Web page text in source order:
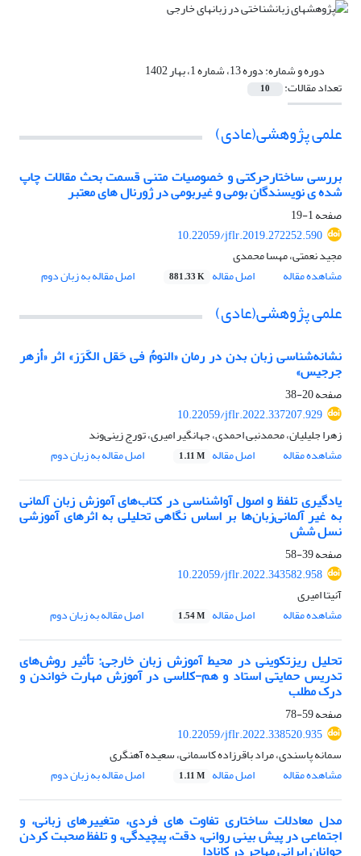
دوره و شماره:دوره 13، شماره 1، بهار 1402
تعداد مقالات: 10
علمی پژوهشی(عادی)
بررسی ساختارحرکتی و خصوصیات متنی قسمت بحث مقالات چاپ
شده ی نویسندگان بومی و غیربومی در ژورنال های معتبر
صفحه1-19
10.22059/jflr.2019.272252.590
مجید نعمتی، مهسا محمدی
مشاهده مقاله
اصل مقاله 881.33 K اصل مقاله به زبان دوم
علمی پژوهشی(عادی)
نشانه‌شناسی زبان بدن در رمان «النومُ فی حَقل الکَرَز» اثر «أزهر
جرجیس»
صفحه20-38
10.22059/jflr.2022.337207.929
زهرا جلیلیان، محمدنبی احمدی، جهانگیر امیری، تورج زینی‌وند
مشاهده مقاله
اصل مقاله 1.11 M اصل مقاله به زبان دوم
یادگیری تلفظ و اصول آواشناسی در کتاب‌های آموزش زبان آلمانی
به غیر آلمانی‌زبان‌ها بر اساس نگاهی تحلیلی به اثرهای آموزشی
نسل شش
صفحه39-58
10.22059/jflr.2022.343582.958
آنیتا امیری
مشاهده مقاله
اصل مقاله 1.54 M اصل مقاله به زبان دوم
تحلیل ریزتکوینی در محیط آموزش زبان خارجی: تأثیر روش‌های
تدریس حمایتی استاد و هم-کلاسی در آموزش مهارت خواندن و
درک مطلب
صفحه59-78
10.22059/jflr.2022.338520.935
سمانه پاسندی، مراد باقرزاده کاسمانی، سعیده آهنگری
مشاهده مقاله
اصل مقاله 1.11 M اصل مقاله به زبان دوم
مدل معادلات ساختاری تفاوت های فردی، متغییرهای زبانی، و
اجتماعی در پیش بینی روانی، دقت، پیچیدگی، و تلفظ صحبت کردن